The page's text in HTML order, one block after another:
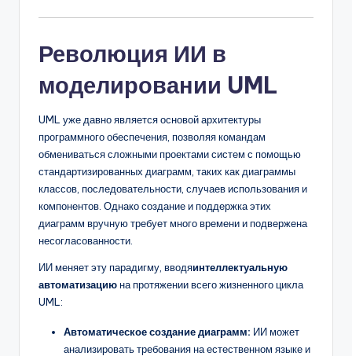
Революция ИИ в
моделировании UML
UML уже давно является основой архитектуры
программного обеспечения, позволяя командам
обмениваться сложными проектами систем с помощью
стандартизированных диаграмм, таких как диаграммы
классов, последовательности, случаев использования и
компонентов. Однако создание и поддержка этих
диаграмм вручную требует много времени и подвержена
несогласованности.
ИИ меняет эту парадигму, вводяинтеллектуальную
автоматизациюна протяжении всего жизненного цикла
UML:
Автоматическое создание диаграмм: ИИ может
анализировать требования на естественном языке и